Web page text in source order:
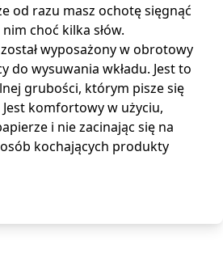
od razu masz ochotę sięgnąć
choć kilka słów.
wyposażony w obrotowy
do wysuwania wkładu. Jest to
grubości, którym pisze się
komfortowy w użyciu,
i nie zacinając się na
kochających produkty